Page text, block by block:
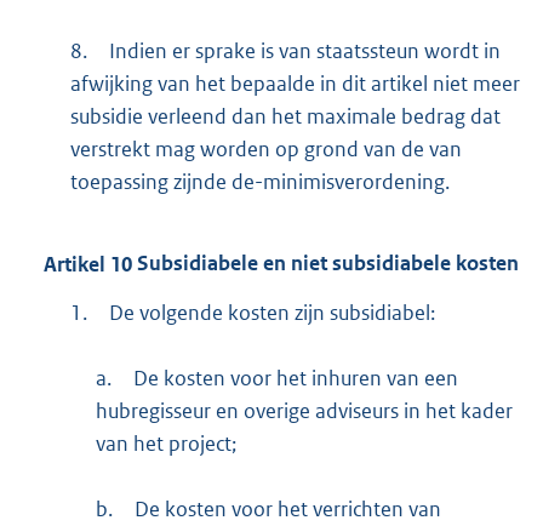
8.
Indien er sprake is van staatssteun wordt in
afwijking van het bepaalde in dit artikel niet meer
subsidie verleend dan het maximale bedrag dat
verstrekt mag worden op grond van de van
toepassing zijnde de-minimisverordening.
Artikel 10Subsidiabele en niet subsidiabele kosten
1.
De volgende kosten zijn subsidiabel:
a.
De kosten voor het inhuren van een
hubregisseur en overige adviseurs in het kader
van het project;
b.
De kosten voor het verrichten van